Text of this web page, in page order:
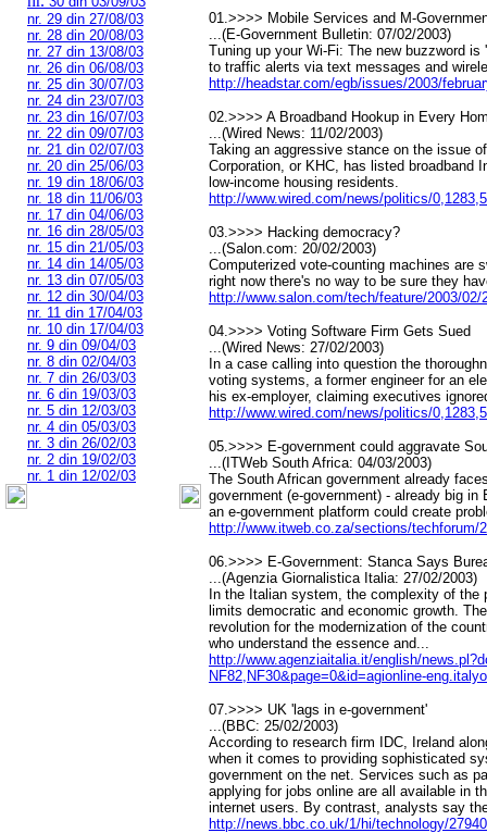
nr. 29 din 27/08/03
nr. 28 din 20/08/03
nr. 27 din 13/08/03
nr. 26 din 06/08/03
nr. 25 din 30/07/03
nr. 24 din 23/07/03
nr. 23 din 16/07/03
nr. 22 din 09/07/03
nr. 21 din 02/07/03
nr. 20 din 25/06/03
nr. 19 din 18/06/03
nr. 18 din 11/06/03
nr. 17 din 04/06/03
nr. 16 din 28/05/03
nr. 15 din 21/05/03
nr. 14 din 14/05/03
nr. 13 din 07/05/03
nr. 12 din 30/04/03
nr. 11 din 17/04/03
nr. 10 din 17/04/03
nr. 9 din 09/04/03
nr. 8 din 02/04/03
nr. 7 din 26/03/03
nr. 6 din 19/03/03
nr. 5 din 12/03/03
nr. 4 din 05/03/03
nr. 3 din 26/02/03
nr. 2 din 19/02/03
nr. 1 din 12/02/03
01.>>>> Mobile Services and M-
...(E-Government Bulletin: 07/02/2003)
Tuning up your Wi-Fi: The new buzzword
to traffic alerts via text messages and
http://headstar.com/egb/issues/2003/
02.>>>> A Broadband Hookup in Every
...(Wired News: 11/02/2003)
Taking an aggressive stance on the issue
Corporation, or KHC, has listed broadband
low-income housing residents.
http://www.wired.com/news/politics/
03.>>>> Hacking democracy?
...(Salon.com: 20/02/2003)
Computerized vote-counting machines are
right now there's no way to be sure they
http://www.salon.com/tech/feature/2003/
04.>>>> Voting Software Firm Gets Sued
...(Wired News: 27/02/2003)
In a case calling into question the
voting systems, a former engineer for an
his ex-employer, claiming executives
http://www.wired.com/news/politics/
05.>>>> E-government could aggravate
...(ITWeb South Africa: 04/03/2003)
The South African government already
government (e-government) - already big
an e-government platform could create
http://www.itweb.co.za/sections/techforum/
06.>>>> E-Government: Stanca Says
...(Agenzia Giornalistica Italia: 27/02/2003)
In the Italian system, the complexity of
limits democratic and economic growth.
revolution for the modernization of the
who understand the essence and...
http://www.agenziaitalia.it/english/
NF82,NF30&page=0&id=agionline-
07.>>>> UK 'lags in e-government'
...(BBC: 25/02/2003)
According to research firm IDC, Ireland
when it comes to providing sophisticated
government on the net. Services such as
applying for jobs online are all available in
internet users. By contrast, analysts say
http://news.bbc.co.uk/1/hi/technology/